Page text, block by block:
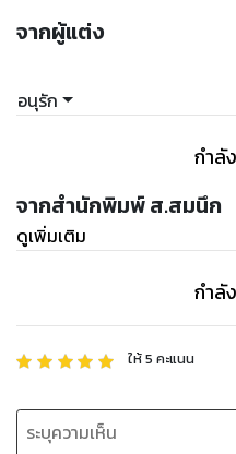
จากผู้แต่ง
อนุรัก
กำลั
จากสำนักพิมพ์ ส.สมนึก
ดูเพิ่มเติม
กำลั
ให้5 คะแนน